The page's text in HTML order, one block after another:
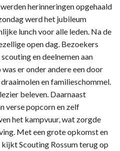
herinneringen opgehaald
werd het jubileum
lunch voor alle leden. Na de
open dag. Bezoekers
en deelnemen aan
er onder andere een door
en familieschommel.
beleven. Daarnaast
verse popcorn en zelf
het kampvuur, wat zorgde
Met een grote opkomst en
Scouting Rossum terug op